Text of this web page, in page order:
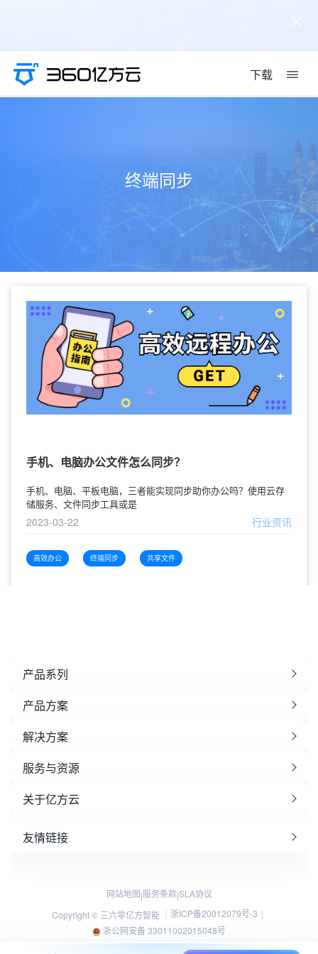
下载
终端同步
手机、电脑办公文件怎么同步？
手机、电脑、平板电脑，三者能实现同步助你办公吗？使用云存
储服务、文件同步工具或是
2023-03-22 行业资讯
高效办公 终端同步 共享文件
产品系列
产品方案
解决方案
服务与资源
关于亿方云
友情链接
网站地图|服务条款|SLA协议
Copyright © 三六零亿方智能 ｜ 浙ICP备20012079号-3 ｜
浙公网安备 33011002015048号